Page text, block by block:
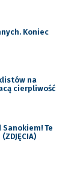
Koniec
na
cierpliwość
Te